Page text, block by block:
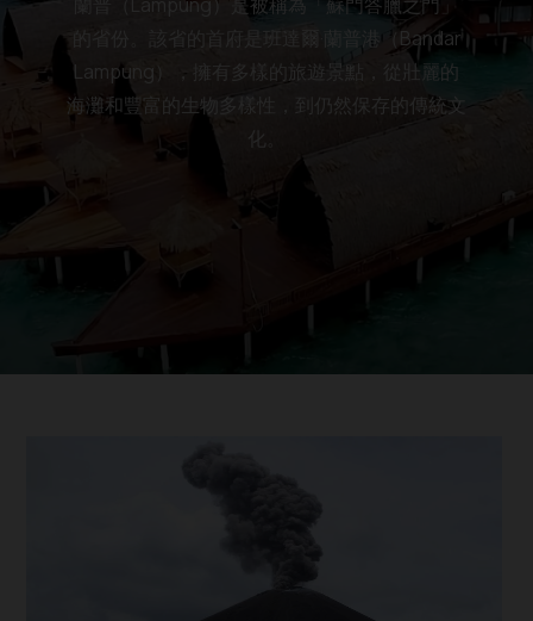
的省份。該省的首府是班達爾·蘭普港（Bandar
Lampung），擁有多樣的旅遊景點，從壯麗的
海灘和豐富的生物多樣性，到仍然保存的傳統文
化。